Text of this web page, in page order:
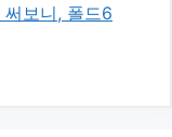
보니, 폴드6